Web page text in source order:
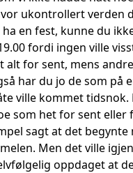
ukontrollert verden
en fest, kunne du
fordi ingen ville
alt for sent, mens
har du jo de som på
ville kommet tidsnok.
som het for sent eller
sagt at det begynte
Men det ville
oppdaget at